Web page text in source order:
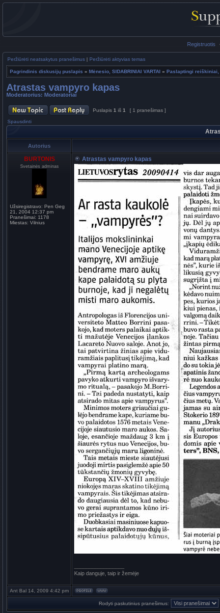
Registruotis
Peržiūrėti neatsakytus pranešimus | Peržiūrėti aktyvias temas
Pagrindinis diskusijų puslapis » Mėnesio, SIDABRINIAI VARTAI » Paslaptingi reiškiniai,
Atrastas vampyro kapas
Moderatorius: Moderatoriai
Puslapis 1 iš 1 [ 1 pranešimas ]
Spausdinti
Autorius
BURTONIS
Svetainės adminas
Užsiregistravo: Pen Geg
21, 2004 12:37 pm
Pranešimai: 1178
Miestas: Vilnius
Atrastas vampyro kapas
Kaip danguje, taip ir žemėje
Ant Bal 14, 2009 4:42 pm
Rodyti paskutinius pranešimus: